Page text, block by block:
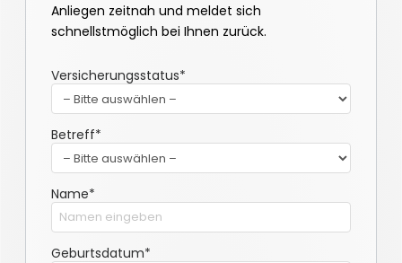
Anliegen zeitnah und meldet sich
schnellstmöglich bei Ihnen zurück.
Versicherungsstatus*
Betreff*
Name*
Geburtsdatum*